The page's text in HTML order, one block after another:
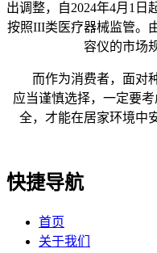
出调整，自2024年4月1日
按照III类医疗器械监管。
容仪的市场
而作为消费者，面对种
应当谨慎选择，一定要
全，才能在居家环境中
快捷导航
首页
关于我们